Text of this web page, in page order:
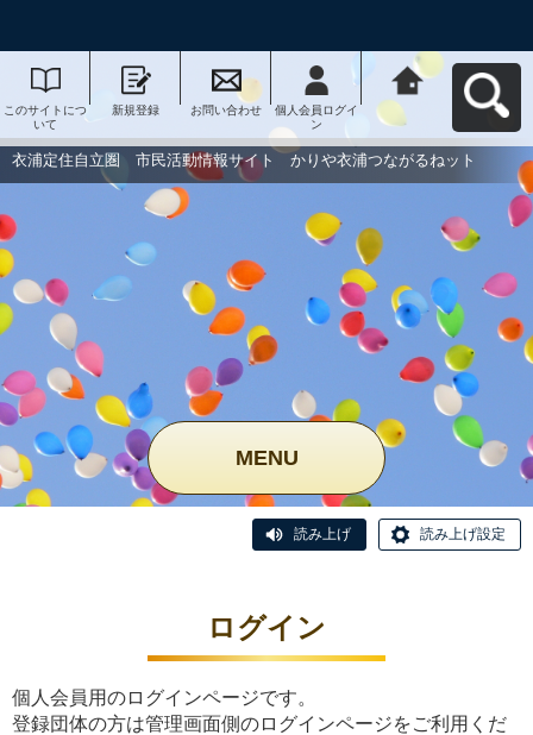
このサイトにつ
いて
新規登録 お問い合わせ
個人会員ログイ
ン
衣浦定住自立
圏 市民活動情
報サイト かり
や衣浦つながる
ねットへ戻る
衣浦定住自立圏 市民活動情報サイト かりや衣浦つながるねット
MENU
読み上げ 読み上げ設定
ログイン
個人会員用のログインページです。
登録団体の方は管理画面側のログインページをご利用くだ